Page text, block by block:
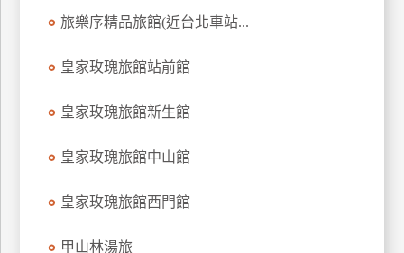
旅樂序精品旅館(近台北車站...
皇家玫瑰旅館站前館
皇家玫瑰旅館新生館
皇家玫瑰旅館中山館
皇家玫瑰旅館西門館
甲山林湯旅